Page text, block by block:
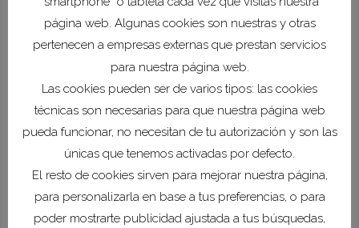
Histórico de noticias
COEC estrecha lazos
con San Pedro del
página web. Algunas cookies son nuestras y otras
pertenecen a empresas externas que prestan servicios
para nuestra página web.
Las cookies pueden ser de varios tipos: las cookies
técnicas son necesarias para que nuestra página web
pueda funcionar, no necesitan de tu autorización y son las
únicas que tenemos activadas por defecto.
El resto de cookies sirven para mejorar nuestra página,
para personalizarla en base a tus preferencias, o para
poder mostrarte publicidad ajustada a tus búsquedas,